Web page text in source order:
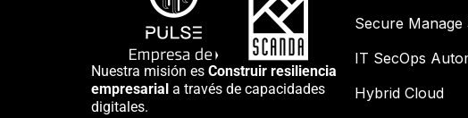
Nuestra misión es Construir resiliencia
empresarial a través de capacidades
digitales.
Secure Manage
IT SecOps
Hybrid Cloud